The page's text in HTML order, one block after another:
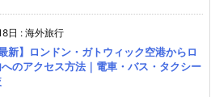
日 : 海外旅行
新】ロンドン・ガトウィック空港からロ
のアクセス方法｜電車・バス・タクシー